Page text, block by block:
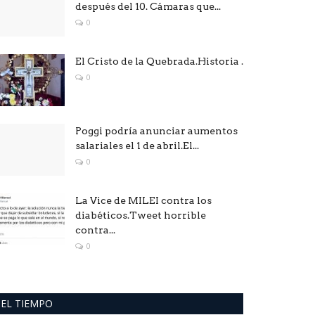
después del 10. Cámaras que...
0
El Cristo de la Quebrada.Historia .
0
Poggi podría anunciar aumentos
salariales el 1 de abril.El...
0
La Vice de MILEI contra los
diabéticos.Tweet horrible
contra...
0
EL TIEMPO